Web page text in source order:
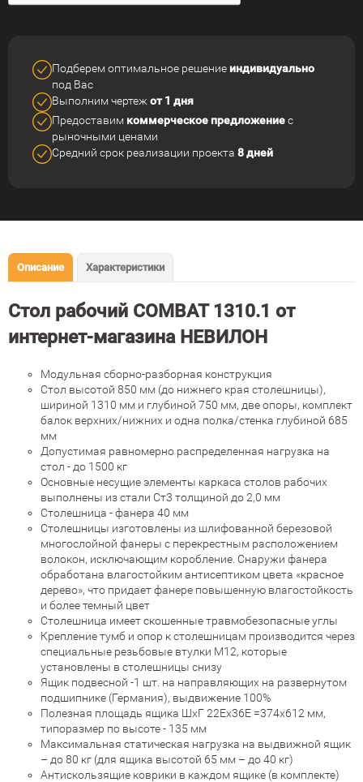
Подберем оптимальное решение индивидуально
под Вас
Выполним чертеж от 1 дня
Предоставим коммерческое предложениес
рыночными ценами
Средний срок реализации проекта 8 дней
Описание Характеристики
Стол рабочий COMBAT 1310.1 от
интернет-магазина НЕВИЛОН
Модульная сборно-разборная конструкция
Стол высотой 850 мм (до нижнего края столешницы),
шириной 1310 мм и глубиной 750 мм, две опоры, комплект
балок верхних/нижних и одна полка/стенка глубиной 685
мм
Допустимая равномерно распределенная нагрузка на
стол - до 1500 кг
Основные несущие элементы каркаса столов рабочих
выполнены из стали Ст3 толщиной до 2,0 мм
Столешница - фанера 40 мм
Столешницы изготовлены из шлифованной березовой
многослойной фанеры с перекрестным расположением
волокон, исключающим коробление. Снаружи фанера
обработана влагостойким антисептиком цвета «красное
дерево», что придает фанере повышенную влагостойкость
и более темный цвет
Столешница имеет скошенные травмобезопасные углы
Крепление тумб и опор к столешницам производится через
специальные резьбовые втулки М12, которые
установлены в столешницы снизу
Ящик подвесной -1 шт. на направляющих на развернутом
подшипнике (Германия), выдвижение 100%
Полезная площадь ящика ШхГ 22Ех36Е =374x612 мм,
типоразмер по высоте - 135 мм
Максимальная статическая нагрузка на выдвижной ящик
– до 80 кг (для ящика высотой 65 мм – до 40 кг)
Антискользящие коврики в каждом ящике (в комплекте)